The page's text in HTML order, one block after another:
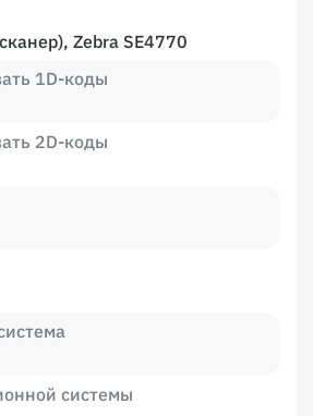
Zebra SE4770
1D-коды
2D-коды
системы